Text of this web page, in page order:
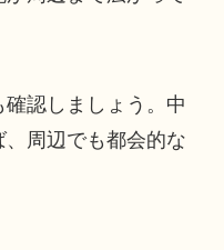
認しましょう。中
周辺でも都会的な